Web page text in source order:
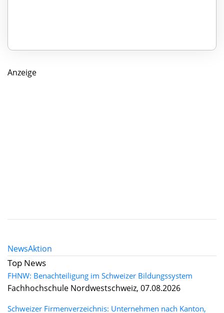
Anzeige
NewsAktion
Top News
FHNW: Benachteiligung im Schweizer Bildungssystem
Fachhochschule Nordwestschweiz, 07.08.2026
Schweizer Firmenverzeichnis: Unternehmen nach Kanton,